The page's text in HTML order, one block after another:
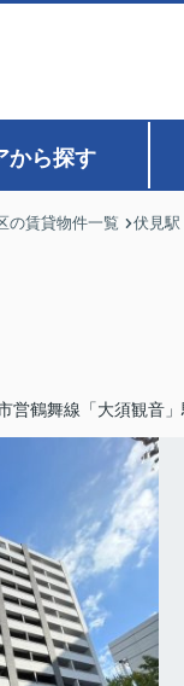
から探す
の賃貸物件一覧 伏見駅
営鶴舞線「大須観音